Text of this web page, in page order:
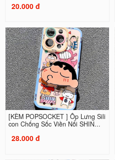
20.000 đ
[KÈM POPSOCKET ] Ốp Lưng Sili
con Chống Sốc Viền Nổi SHIN...
28.000 đ